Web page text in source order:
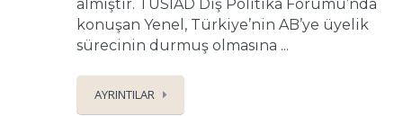
almıştır. TÜSİAD Dış Politika Forumu’nda
konuşan Yenel, Türkiye’nin AB’ye üyelik
sürecinin durmuş olmasına ...
AYRINTILAR